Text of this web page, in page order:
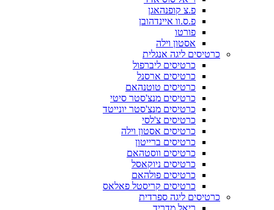
פ.צ קופנהאגן
פ.ס.וו איינדהובן
פורטו
אסטון וילה
כרטיסים ליגה אנגלית
כרטיסים ליברפול
כרטיסים ארסנל
כרטיסים טוטנהאם
כרטיסים מנצ'סטר סיטי
כרטיסים מנצ'סטר יונייטד
כרטיסים צ'לסי
כרטיסים אסטון וילה
כרטיסים ברייטון
כרטיסים ווסטהאם
כרטיסים ניוקאסל
כרטיסים פולהאם
כרטיסים קריסטל פאלאס
כרטיסים ליגה ספרדית
ריאל מדריד